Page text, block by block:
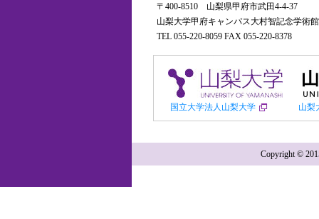
〒400-8510 山梨県甲府市武田4-4-37
山梨大学甲府キャンパス大村智記念学術
TEL 055-220-8059 FAX 055-220-8378
国立大学法人山梨大学 山梨
Copyright ©